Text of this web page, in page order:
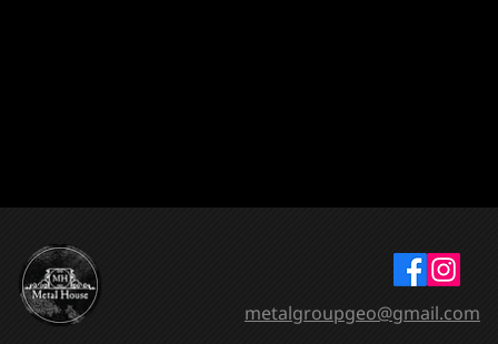
metalgroupgeo@gmail.com